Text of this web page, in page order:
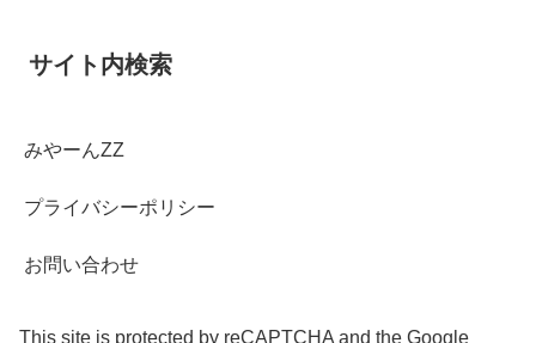
サイト内検索
みやーんZZ
プライバシーポリシー
お問い合わせ
This site is protected by reCAPTCHA and the Google